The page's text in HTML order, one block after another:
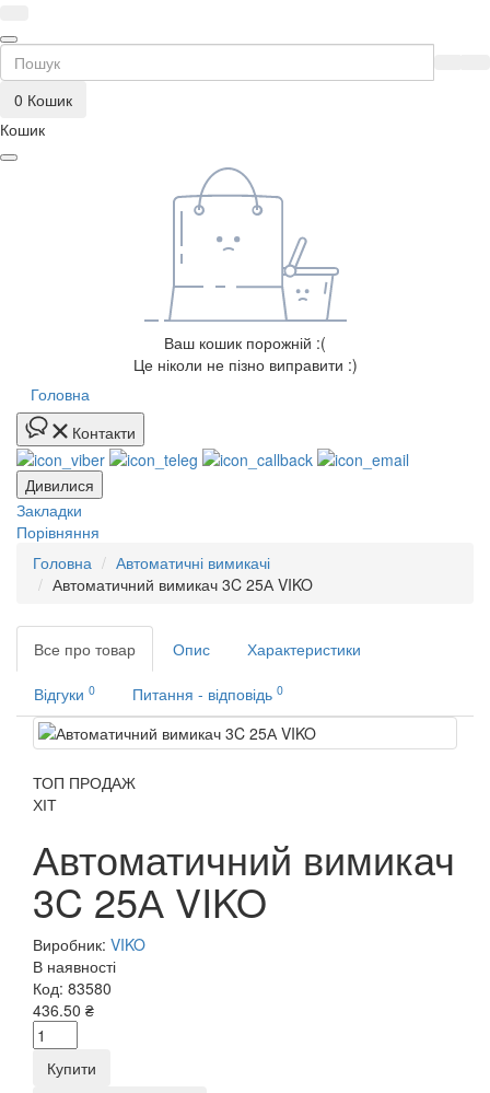
0 Кошик
Кошик
Ваш кошик порожній :(
Це ніколи не пізно виправити :)
Головна
Контакти
Дивилися
Закладки
Порівняння
Головна
Автоматичні вимикачі
Автоматичний вимикач 3C 25А VIKO
Все про товар Опис Характеристики
Відгуки 0 Питання - відповідь 0
ТОП ПРОДАЖ
ХІТ
Автоматичний вимикач
3C 25А VIKO
Виробник: VIKO
В наявності
Код: 83580
436.50 ₴
Купити